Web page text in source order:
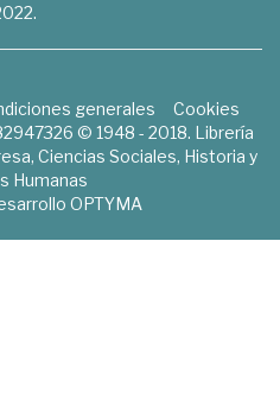
generales
Cookies
© 1948 - 2018. Librería
Ciencias Sociales, Historia y
Humanas
OPTYMA